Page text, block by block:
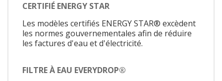
CERTIFIÉ ENERGY STAR
Les modèles certifiés ENERGY STAR® excèdent
les normes gouvernementales afin de réduire
les factures d'eau et d'électricité.
FILTRE À EAU EVERYDROP®